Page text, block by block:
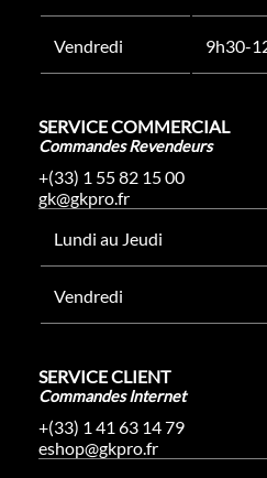
Vendredi 9h30-
SERVICE COMMERCIAL
Commandes Revendeurs
+(33) 1 55 82 15 00
gk@gkpro.fr
Lundi au Jeudi
Vendredi
SERVICE CLIENT
Commandes Internet
+(33) 1 41 63 14 79
eshop@gkpro.fr